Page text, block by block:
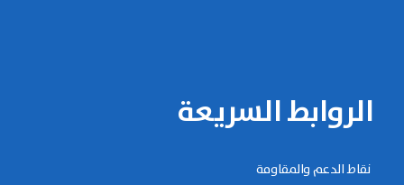
الروابط السريعة
نقاط الدعم والمقاومة